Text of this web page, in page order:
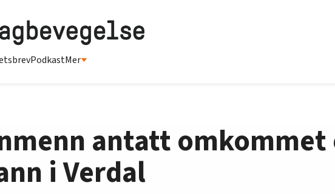
PodkastMer
antatt
i Verdal